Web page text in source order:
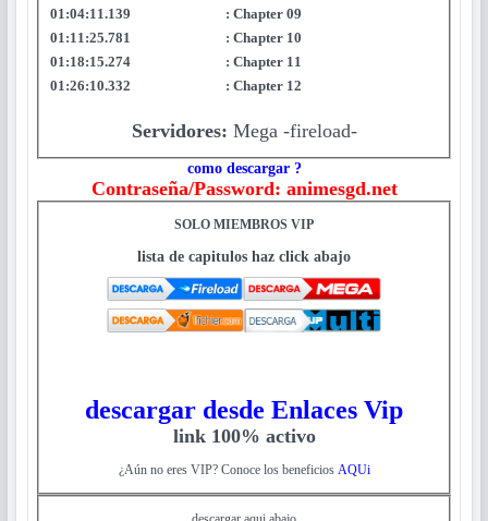
01:04:11.139 : Chapter 09
01:11:25.781 : Chapter 10
01:18:15.274 : Chapter 11
01:26:10.332 : Chapter 12
Servidores: Mega -fireload-
como descargar ?
Contraseña/Password: animesgd.net
SOLO MIEMBROS VIP
lista de capitulos haz click abajo
descargar desde Enlaces Vip
link 100% activo
¿Aún no eres VIP? Conoce los beneficios AQUi